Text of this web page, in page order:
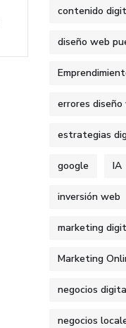
contenido
diseño web
errores diseño
estrategias
google IA
inversión web
marketing
Marketing
negocios
negocios